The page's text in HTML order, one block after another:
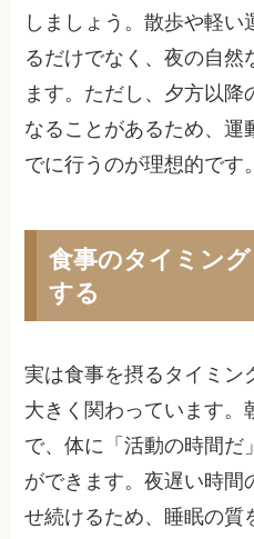
しましょう。散歩や軽
るだけでなく、夜の自然
ます。ただし、夕方以降
なることがあるため、運
でに行うのが理想的です。
食事のタイミン
する
実は食事を摂るタイミン
大きく関わっています。
で、体に「活動の時間だ
ができます。夜遅い時間
せ続けるため、睡眠の質